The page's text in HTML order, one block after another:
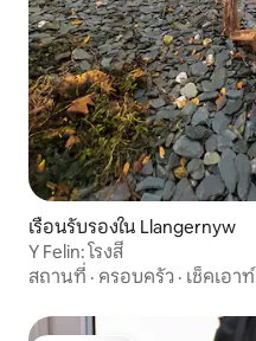
เรือนรับรองใน Llangernyw
Y Felin: โรงสี
สถานที่ · ครอบครัว · เช็คเอาท์